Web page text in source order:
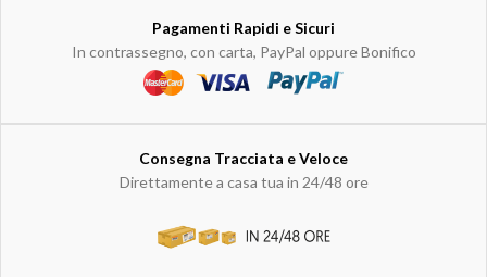
Pagamenti Rapidi e Sicuri
In contrassegno, con carta, PayPal oppure Bonifico
Consegna Tracciata e Veloce
Direttamente a casa tua in 24/48 ore